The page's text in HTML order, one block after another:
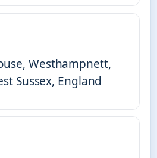
Westhampnett,
Sussex, England